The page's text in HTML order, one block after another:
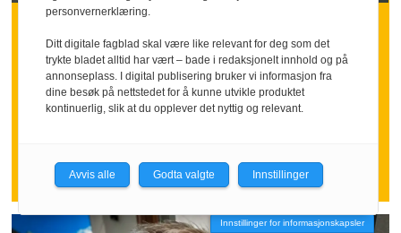
INNLEGG | Håvard Nybakk Vang
og Kristian Brandt
Vern av omvarslede
i granskingssaker
Innstillinger for informasjonskapsler
personvernerklæring.
Ditt digitale fagblad skal være like relevant for deg som det
trykte bladet alltid har vært – bade i redaksjonelt innhold og på
annonseplass. I digital publisering bruker vi informasjon fra
dine besøk på nettstedet for å kunne utvikle produktet
kontinuerlig, slik at du opplever det nyttig og relevant.
Avvis alle Godta valgte Innstillinger